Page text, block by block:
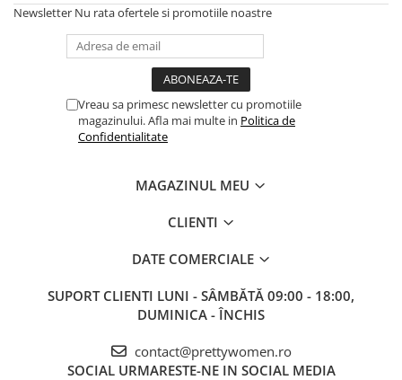
Newsletter Nu rata ofertele si promotiile noastre
Vreau sa primesc newsletter cu promotiile
magazinului. Afla mai multe in Politica de
Confidentialitate
MAGAZINUL MEU
CLIENTI
DATE COMERCIALE
SUPORT CLIENTI LUNI - SÂMBĂTĂ 09:00 - 18:00,
DUMINICA - ÎNCHIS
contact@prettywomen.ro
SOCIAL URMARESTE-NE IN SOCIAL MEDIA